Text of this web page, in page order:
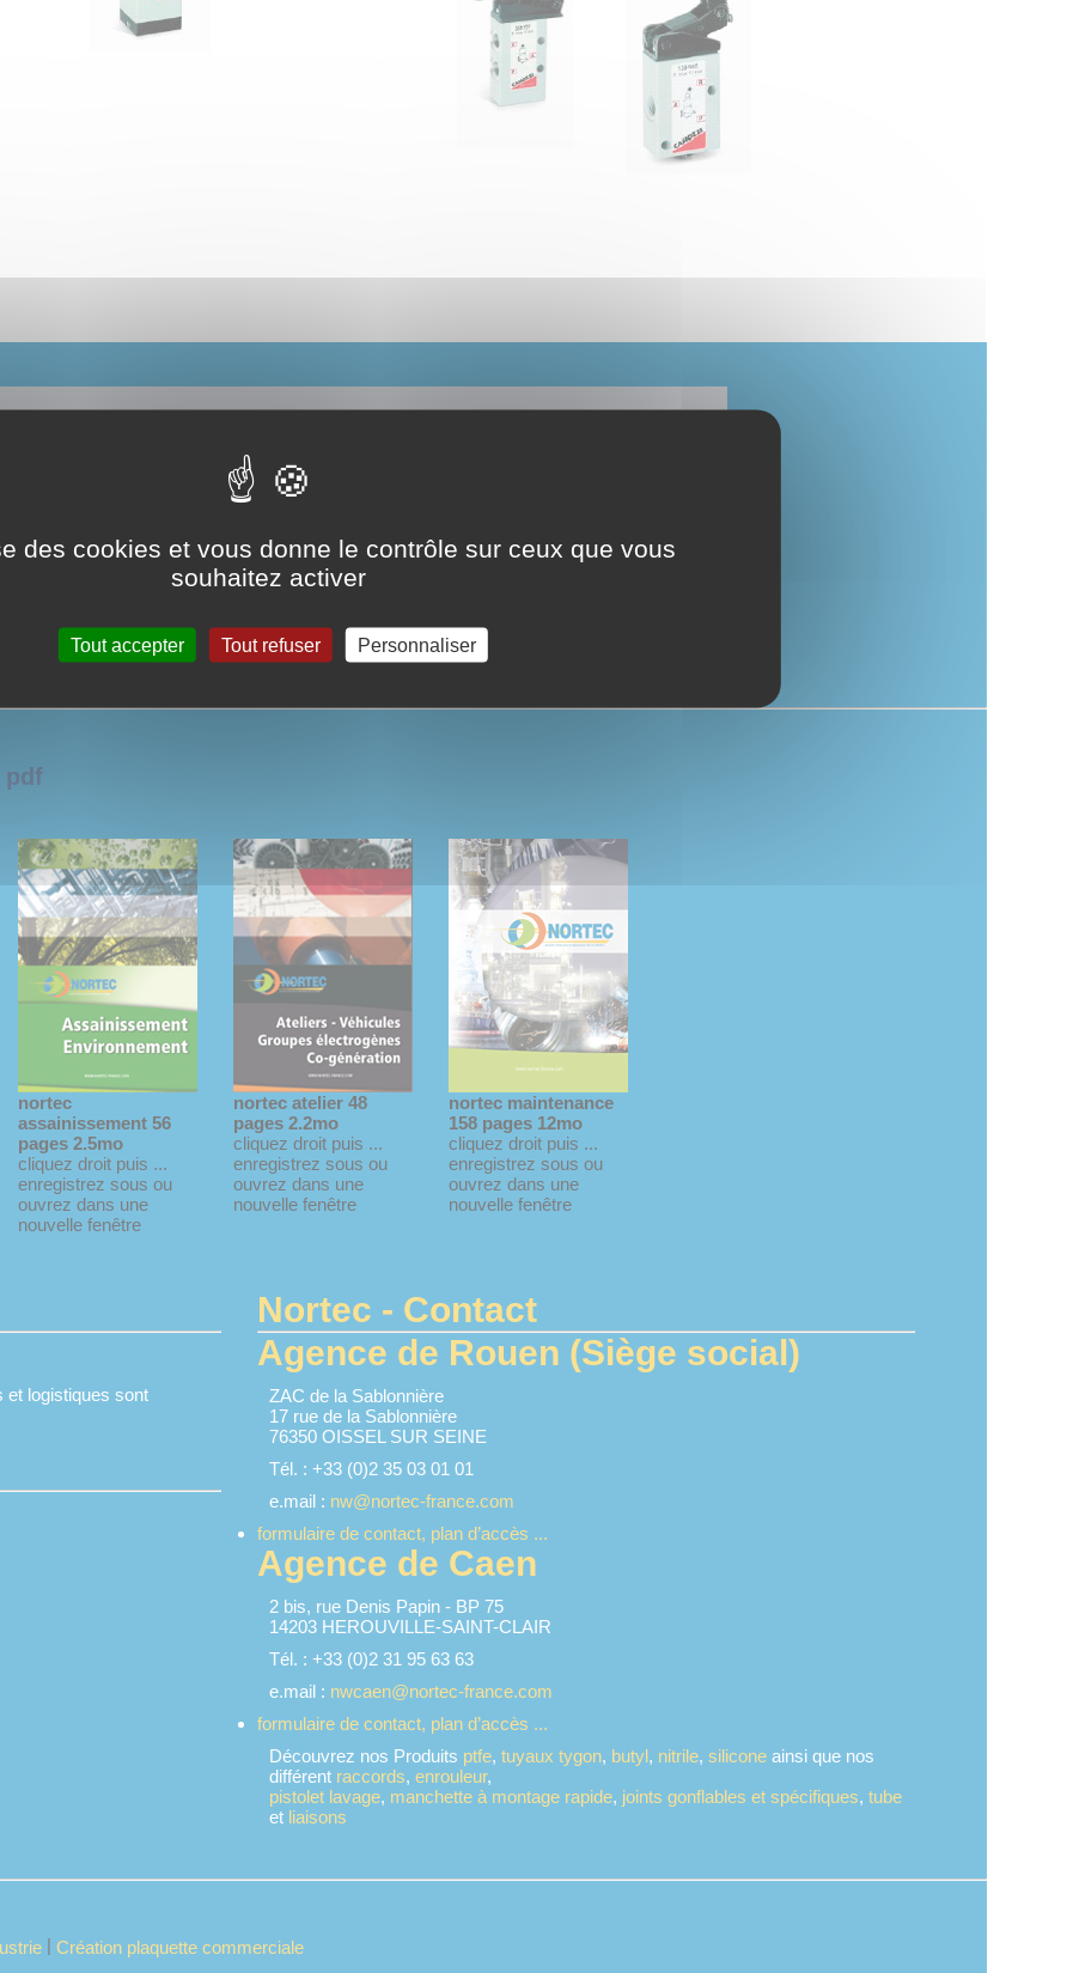
pdf
nortec
assainissement 56
pages 2.5mo
cliquez droit puis ...
enregistrez sous ou
ouvrez dans une
nouvelle fenêtre
nortec atelier 48
pages 2.2mo
cliquez droit puis ...
enregistrez sous ou
ouvrez dans une
nouvelle fenêtre
nortec maintenance
158 pages 12mo
cliquez droit puis ...
enregistrez sous ou
ouvrez dans une
nouvelle fenêtre
et logistiques sont
Nortec - Contact
Agence de Rouen (Siège social)
ZAC de la Sablonnière
17 rue de la Sablonnière
76350 OISSEL SUR SEINE
Tél. : +33 (0)2 35 03 01 01
e.mail : nw@nortec-france.com
formulaire de contact, plan d’accès ...
Agence de Caen
2 bis, rue Denis Papin - BP 75
14203 HEROUVILLE-SAINT-CLAIR
Tél. : +33 (0)2 31 95 63 63
e.mail : nwcaen@nortec-france.com
formulaire de contact, plan d’accès ...
Découvrez nos Produits ptfe, tuyaux tygon, butyl, nitrile, silicone ainsi que nos
différent raccords, enrouleur,
pistolet lavage, manchette à montage rapide, joints gonflables et spécifiques, tube
et liaisons
| Création plaquette commerciale
des cookies et vous donne le contrôle sur ceux que vous
souhaitez activer
Tout accepter Tout refuser Personnaliser